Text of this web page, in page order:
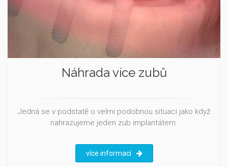
Náhrada více zubů
Jedná se v podstatě o velmi podobnou situaci jako když
nahrazujeme jeden zub implantátem.
více informací